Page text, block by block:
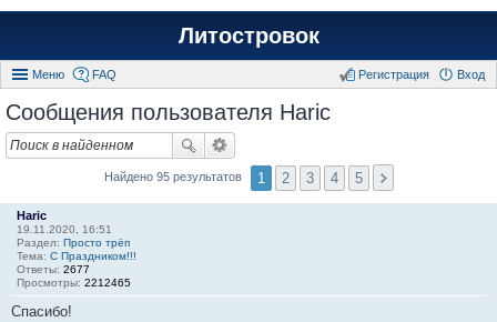
Литостровок
Меню FAQ Вход
Регистрация
Сообщения пользователя Haric
Найдено 95 результатов 1 2 3 4 5
Haric
19.11.2020, 16:51
Раздел: Просто трёп
Тема: С Праздником!!!
Ответы: 2677
Просмотры: 2212465
Спасибо!